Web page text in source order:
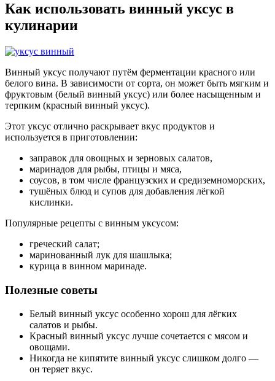
Как использовать винный уксус в
кулинарии
Винный уксус получают путём ферментации красного или
белого вина. В зависимости от сорта, он может быть мягким и
фруктовым (белый винный уксус) или более насыщенным и
терпким (красный винный уксус).
Этот уксус отлично раскрывает вкус продуктов и
используется в приготовлении:
заправок для овощных и зерновых салатов,
маринадов для рыбы, птицы и мяса,
соусов, в том числе французских и средиземноморских,
тушёных блюд и супов для добавления лёгкой
кислинки.
Популярные рецепты с винным уксусом:
греческий салат;
маринованный лук для шашлыка;
курица в винном маринаде.
Полезные советы
Белый винный уксус особенно хорош для лёгких
салатов и рыбы.
Красный винный уксус лучше сочетается с мясом и
овощами.
Никогда не кипятите винный уксус слишком долго —
он теряет вкус.